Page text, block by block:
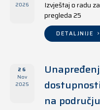
2026
Izvještaj o radu
pregleda 25
DETALJNIJE
26
Nov
2025
na